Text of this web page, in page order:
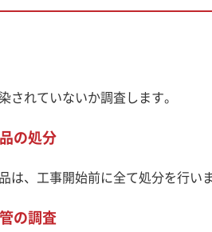
されていないか調査します。
の処分
は、工事開始前に全て処分を行いま
の調査